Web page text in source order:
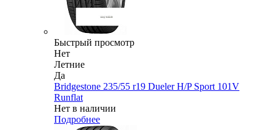
Быстрый просмотр
Нет
Летние
Да
Bridgestone 235/55 r19 Dueler H/P Sport 101V
Runflat
Нет в наличии
Подробнее